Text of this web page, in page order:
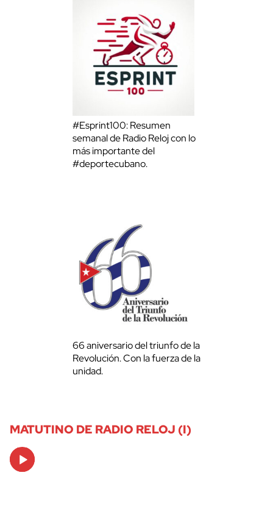
#Esprint100: Resumen
semanal de Radio Reloj con lo
más importante del
#deportecubano.
66 aniversario del triunfo de la
Revolución. Con la fuerza de la
unidad.
MATUTINO DE RADIO RELOJ (I)
Audio
Player